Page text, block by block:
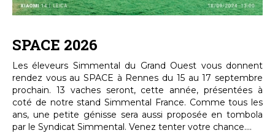
SPACE 2026
Les éleveurs Simmental du Grand Ouest vous donnent
rendez vous au SPACE à Rennes du 15 au 17 septembre
prochain. 13 vaches seront, cette année, présentées à
coté de notre stand Simmental France. Comme tous les
ans, une petite génisse sera aussi proposée en tombola
par le Syndicat Simmental. Venez tenter votre chance....